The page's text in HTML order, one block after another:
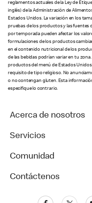
reglamentos actuales de la Ley de
inglés) de la Administración de
Estados Unidos. La variación en los
pruebas de los productos y las fuentes
por temporada pueden afectar los
formulaciones de los productos
en el contenido nutricional de los
de las bebidas podrían variar en tu
productos del menú de Estados
requisito de tipo religioso. No
o no contengan gluten. Esta
especifique lo contrario.
Acerca de nosotros
Servicios
Comunidad
Contáctenos